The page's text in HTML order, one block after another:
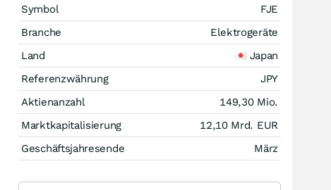
Symbol
FJE
Branche
Elektrogeräte
Land
Japan
Referenzwährung
JPY
Aktienanzahl
149,30 Mio.
Marktkapitalisierung
12,10 Mrd. EUR
Geschäftsjahresende
März